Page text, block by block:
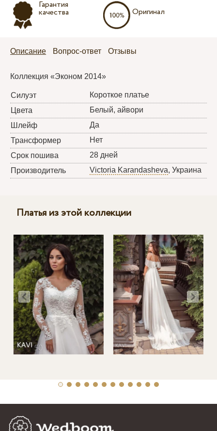
Гарантия
качества Оригинал
Описание Вопрос-ответ Отзывы
Коллекция «Эконом 2014»
Силуэт
Короткое платье
Цвета
Белый, айвори
Шлейф
Да
Трансформер
Нет
Срок пошива
28 дней
Производитель
Victoria Karandasheva, Украина
Платья из этой коллекции